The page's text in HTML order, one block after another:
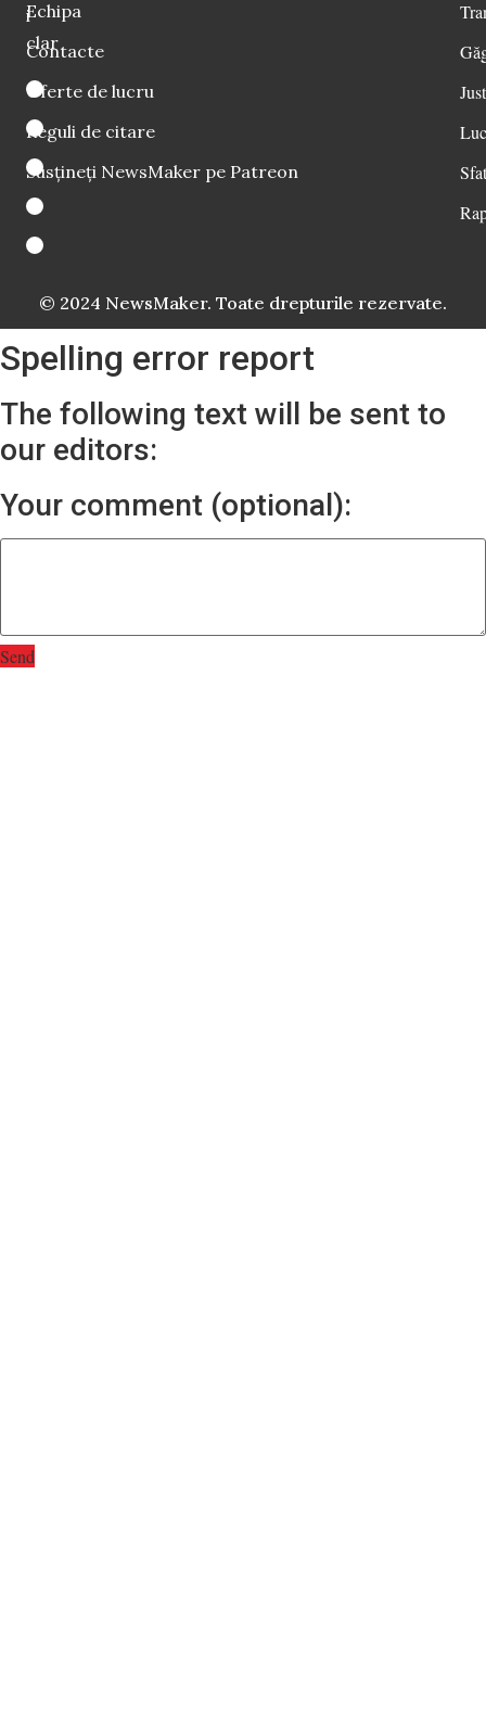
i
clar
Echipa
Contacte
Oferte de lucru
Reguli de citare
Susțineți NewsMaker pe Patreon
© 2024 NewsMaker. Toate drepturile rezervate.
Spelling error report
The following text will be sent to
our editors:
Your comment (optional):
Send